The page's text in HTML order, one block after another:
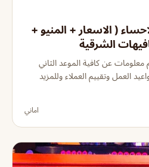
( الاسعار + المنيو +
الشرقية
معلومات عن كافية الموعد الثاني
العمل وتقييم العملاء وللمزيد
اماني